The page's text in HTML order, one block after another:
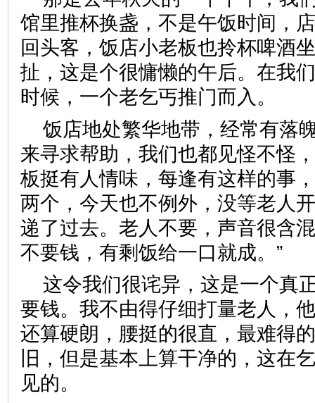
馆里推杯换盏，不是午饭时间，
回头客，饭店小老板也拎杯啤酒
扯，这是个很慵懒的午后。在我
时候，一个老乞丐推门而入。
饭店地处繁华地带，经常有落
来寻求帮助，我们也都见怪不怪
板挺有人情味，每逢有这样的事
两个，今天也不例外，没等老人
递了过去。老人不要，声音很含
不要钱，有剩饭给一口就成
这令我们很诧异，这是一个真
要钱。我不由得仔细打量老人，
还算硬朗，腰挺的很直，最难得
旧，但是基本上算干净的，这在
见的。